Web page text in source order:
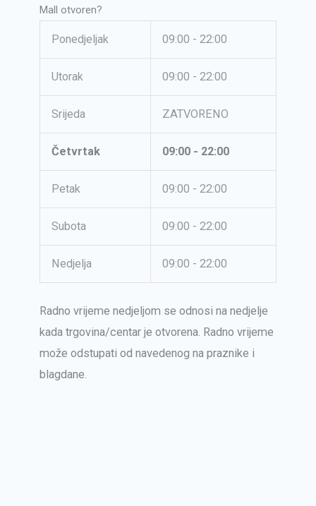
Mall otvoren?
Ponedjeljak 09:00 - 22:00
Utorak 09:00 - 22:00
Srijeda ZATVORENO
Četvrtak 09:00 - 22:00
Petak 09:00 - 22:00
Subota 09:00 - 22:00
Nedjelja 09:00 - 22:00
Radno vrijeme nedjeljom se odnosi na nedjelje
kada trgovina/centar je otvorena. Radno vrijeme
može odstupati od navedenog na praznike i
blagdane.